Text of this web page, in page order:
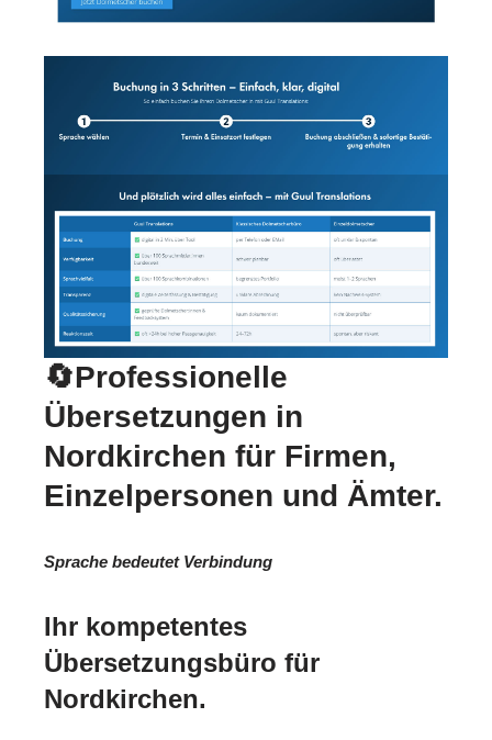
🔄Professionelle
Übersetzungen in
Nordkirchen für Firmen,
Einzelpersonen und Ämter.
Sprache bedeutet Verbindung
Ihr kompetentes
Übersetzungsbüro für
Nordkirchen.